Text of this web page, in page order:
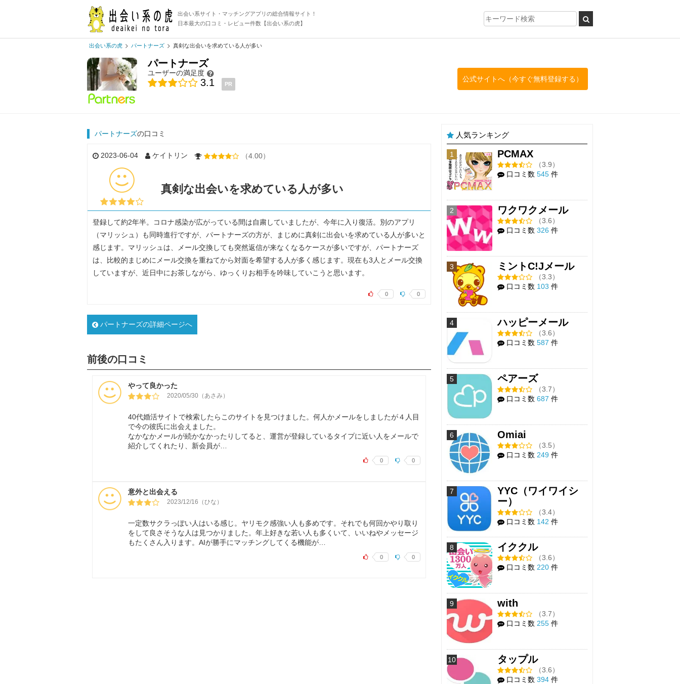
出会い系サイト・マッチングアプリの総合情報サイト！
日本最大の口コミ・レビュー件数【出会い系の虎】
出会い系の虎 パートナーズ 真剣な出会いを求めている人が多い
パートナーズ
ユーザーの満足度
3.1 PR
公式サイトへ（今すぐ無料登録する）
パートナーズの口コミ
2023-06-04 ケイトリン （4.00）
真剣な出会いを求めている人が多い
登録して約2年半。コロナ感染が広がっている間は自粛していましたが、今年に入り復活。別のアプリ
（マリッシュ）も同時進行ですが、パートナーズの方が、まじめに真剣に出会いを求めている人が多いと
感じます。マリッシュは、メール交換しても突然返信が来なくなるケースが多いですが、パートナーズ
は、比較的まじめにメール交換を重ねてから対面を希望する人が多く感じます。現在も3人とメール交換
していますが、近日中にお茶しながら、ゆっくりお相手を吟味していこうと思います。
0 0
パートナーズの詳細ページへ
前後の口コミ
やって良かった
2020/05/30（あさみ）
40代婚活サイトで検索したらこのサイトを見つけました。何人かメールをしましたが４人目
で今の彼氏に出会えました。
なかなかメールが続かなかったりしてると、運営が登録しているタイプに近い人をメールで
紹介してくれたり、新会員が…
0 0
意外と出会える
2023/12/16（ひな）
一定数サクラっぽい人はいる感じ。ヤリモク感強い人も多めです。それでも何回かやり取り
をして良さそうな人は見つかりました。年上好きな若い人も多くいて、いいねやメッセージ
もたくさん入ります。AIが勝手にマッチングしてくる機能が…
0 0
人気ランキング
1 PCMAX
（3.9）
口コミ数 545 件
2 ワクワクメール
（3.6）
口コミ数 326 件
3 ミントC!Jメール
（3.3）
口コミ数 103 件
4 ハッピーメール
（3.6）
口コミ数 587 件
5 ペアーズ
（3.7）
口コミ数 687 件
6 Omiai
（3.5）
口コミ数 249 件
7
YYC（ワイワイシ
ー）
（3.4）
口コミ数 142 件
8 イククル
（3.6）
口コミ数 220 件
9 with
（3.7）
口コミ数 255 件
10 タップル
（3.6）
口コミ数 394 件